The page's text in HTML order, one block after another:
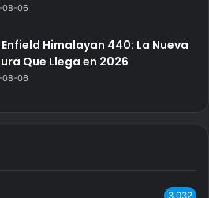
08-06
Himalayan 440: La Nueva
Que Llega en 2026
08-06
3.032